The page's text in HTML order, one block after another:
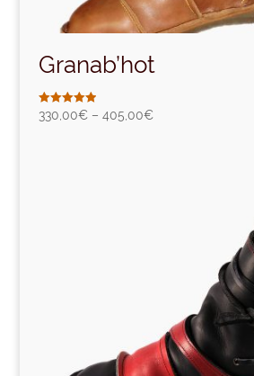
Granab’hot
Note
5.00
330,00€– 405,00€